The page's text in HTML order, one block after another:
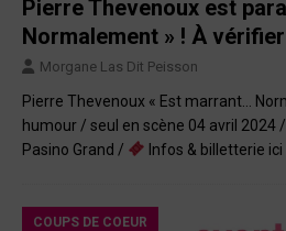
Pierre Thevenoux est
Normalement » ! À
Morgane Las Dit Peisson
Pierre Thevenoux « Est marrant…
humour / seul en scène 04 avril 2024
Pasino Grand /
Infos & billetterie
COUPS DE COEUR